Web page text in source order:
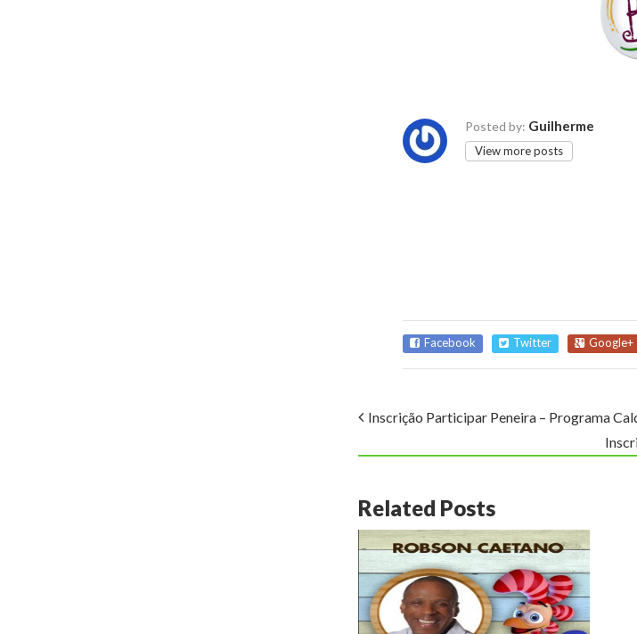
Posted by: Guilherme
View more posts
Facebook Twitter Google+
Inscrição Participar Peneira – Programa
Related Posts